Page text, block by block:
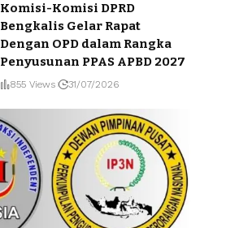
Komisi-Komisi DPRD
Bengkalis Gelar Rapat
Dengan OPD dalam Rangka
Penyusunan PPAS APBD 2027
855 Views 31/07/2026